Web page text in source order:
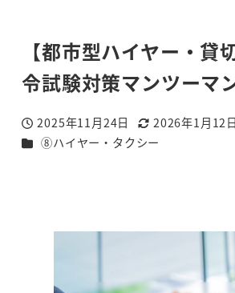
【都市型ハイヤー・貸
令試験対策マンツーマ
投稿日
2025年11月24日
更新日
2026年1月12日
カテゴリー
⑧ハイヤー・タクシー